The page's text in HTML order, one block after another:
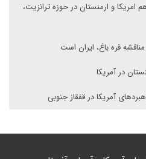
امریکا و ارمنستان در حوزه ترانزیت،
قره باغ، ایران است
در آمریکا
آمریکا در قفقاز جنوبی